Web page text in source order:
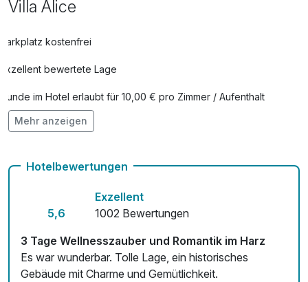
Villa Alice
Parkplatz kostenfrei
Exzellent bewertete Lage
Hunde im Hotel erlaubt für 10,00 € pro Zimmer / Aufenthalt
Auch vegetarische Speisen
Mit Hotelbar
Mehr anzeigen
Hotelbewertungen
5,6
Exzellent
1002 Bewertungen
3 Tage Wellnesszauber und Romantik im Harz
Es war wunderbar. Tolle Lage, ein historisches
Gebäude mit Charme und Gemütlichkeit.